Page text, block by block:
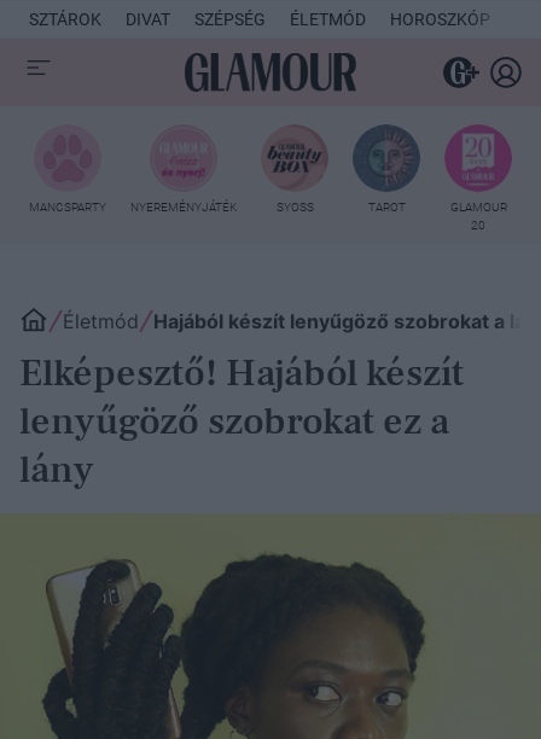
SZTÁROK DIVAT SZÉPSÉG ÉLETMÓD HOROSZKÓP
MANCSPARTY NYEREMÉNYJÁTÉK SYOSS TAROT
GLAMOUR
20
Életmód Hajából készít lenyűgöző szobrokat a
Elképesztő! Hajából készít
lenyűgöző szobrokat ez a
lány